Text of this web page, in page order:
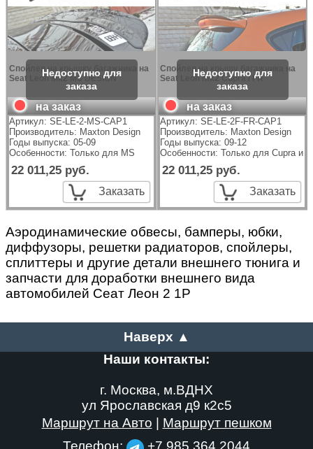
Спойлер на крышку багажника на
Seat Leon Mk2 MS DESIGN
на заказ
Артикул: SE-LE-2-MS-CAP1
Производитель: Maxton Design
Годы выпуска: 05-09
Особенности: Только для MS
22 011,25 руб.
Заказать
Спойлер на крышу багажника на
Seat Leon mk2 Cupra / FR
на заказ
Артикул: SE-LE-2F-FR-CAP1
Производитель: Maxton Design
Годы выпуска: 09-12
Особенности: Только для Cupra и
22 011,25 руб.
Заказать
Аэродинамические обвесы, бамперы, юбки,
диффузоры, решетки радиаторов, спойлеры,
сплиттеры и другие детали внешнего тюнига и
запчасти для доработки внешнего вида
автомобилей Сеат Леон 2 1P
Наверх ▲
Наши контакты:
г. Москва, м.ВДНХ
ул Ярославская д9 к2с5
Маршрут на Авто | Маршрут пешком
Телефон:
+7 985 364 2044